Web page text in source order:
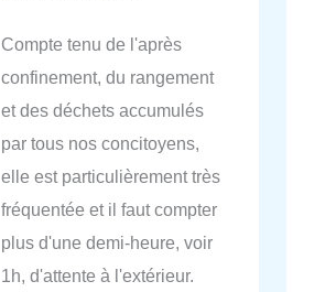
Compte tenu de l'après
confinement, du rangement
et des déchets accumulés
par tous nos concitoyens,
elle est particulièrement très
fréquentée et il faut compter
plus d'une demi-heure, voir
1h, d'attente à l'extérieur.